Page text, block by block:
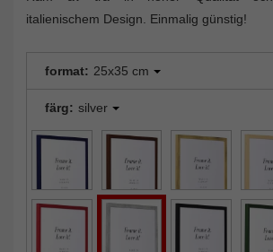
italienischem Design. Einmalig günstig!
format: 25x35 cm
färg: silver